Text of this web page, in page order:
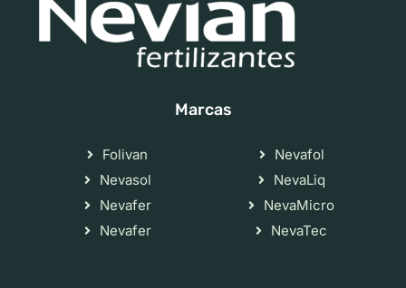
Marcas
Folivan
Nevasol
Nevafer
Nevafer
Nevafol
NevaLiq
NevaMicro
NevaTec